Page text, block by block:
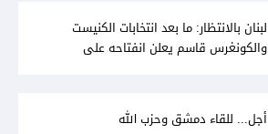
لبنان بالانتظار: ما بعد انتخابات الكنيست
والكونغرس قاسم يعلن انفتاحه على
أجل... للقاء دمشق وحزب الله